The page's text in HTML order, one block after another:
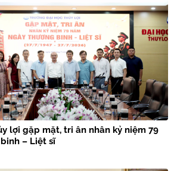
lợi gặp mặt, tri ân nhân kỷ niệm 79
– Liệt sĩ